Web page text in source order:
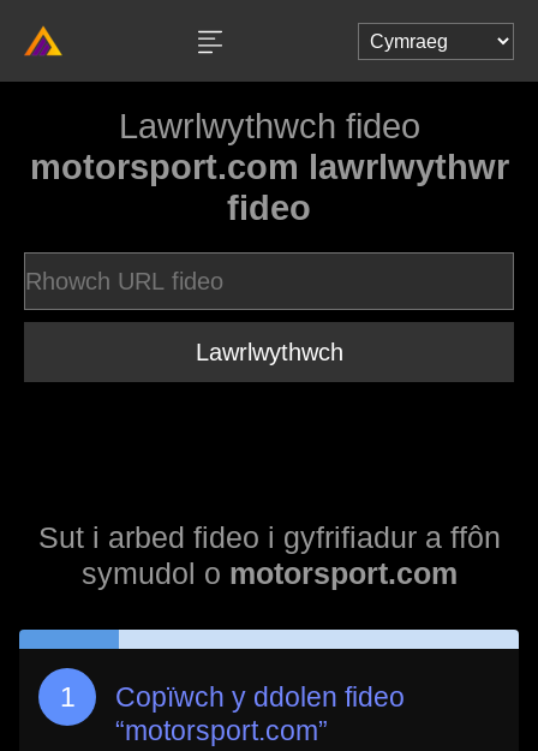
Lawrlwythwch fideo
motorsport.com lawrlwythwr
fideo
Lawrlwythwch
Sut i arbed fideo i gyfrifiadur a ffôn
symudol o motorsport.com
Copïwch y ddolen fideo
“motorsport.com”